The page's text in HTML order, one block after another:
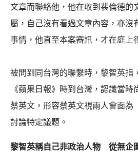
文章而聯絡他，他在收到裴倫德的
屬，自己沒有看過文章內容，亦沒
事情，他直至本案審訊，才在庭上
被問到同台灣的聯繫時，黎智英指
《蘋果日報》時到台灣，認識當
蔡英文，形容蔡英文視兩人會面為
討論特定議題。
黎智英稱自己非政治人物 從無企